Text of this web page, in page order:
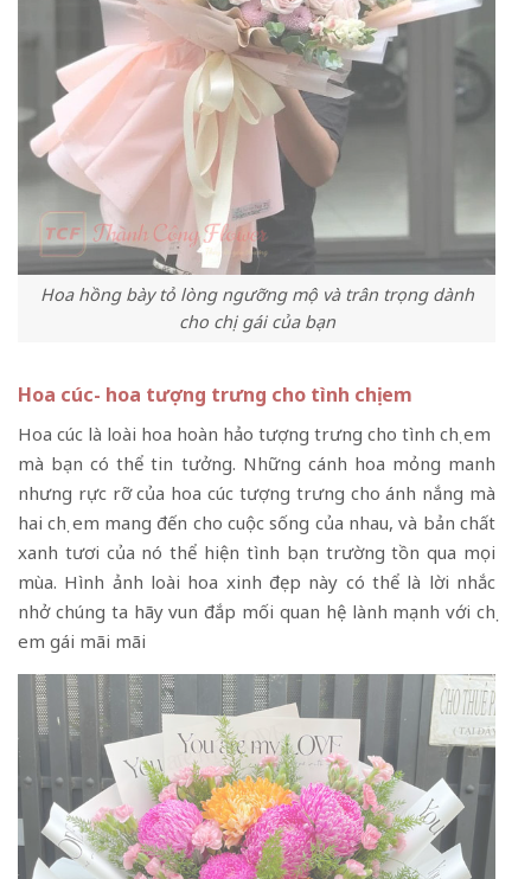
Hoa hồng bày tỏ lòng ngưỡng mộ và trân trọng dành
cho chị gái của bạn
Hoa cúc- hoa tượng trưng cho tình chị em
Hoa cúc là loài hoa hoàn hảo tượng trưng cho tình chị em
mà bạn có thể tin tưởng. Những cánh hoa mỏng manh
nhưng rực rỡ của hoa cúc tượng trưng cho ánh nắng mà
hai chị em mang đến cho cuộc sống của nhau, và bản chất
xanh tươi của nó thể hiện tình bạn trường tồn qua mọi
mùa. Hình ảnh loài hoa xinh đẹp này có thể là lời nhắc
nhở chúng ta hãy vun đắp mối quan hệ lành mạnh với chị
em gái mãi mãi